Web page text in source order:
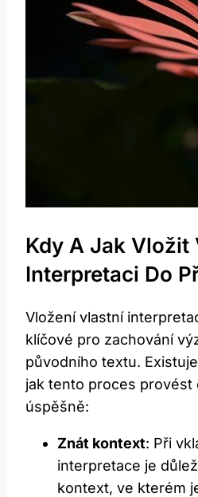
Kdy A Jak Vložit
Interpretaci Do
Vložení vlastní
klíčové pro zachování
původního textu.
jak tento proces provést
úspěšně:
Znát kontext: Při
interpretace je
kontext, ve kterém